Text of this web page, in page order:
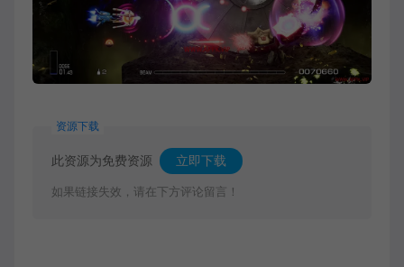
资源下载
此资源为免费资源 立即下载
如果链接失效，请在下方评论留言！